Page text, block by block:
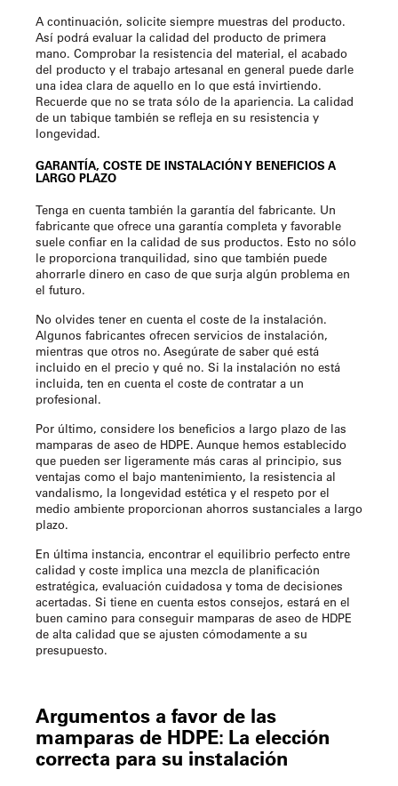
A continuación, solicite siempre muestras del producto.
Así podrá evaluar la calidad del producto de primera
mano. Comprobar la resistencia del material, el acabado
del producto y el trabajo artesanal en general puede darle
una idea clara de aquello en lo que está invirtiendo.
Recuerde que no se trata sólo de la apariencia. La calidad
de un tabique también se refleja en su resistencia y
longevidad.
GARANTÍA, COSTE DE INSTALACIÓN Y BENEFICIOS A
LARGO PLAZO
Tenga en cuenta también la garantía del fabricante. Un
fabricante que ofrece una garantía completa y favorable
suele confiar en la calidad de sus productos. Esto no sólo
le proporciona tranquilidad, sino que también puede
ahorrarle dinero en caso de que surja algún problema en
el futuro.
No olvides tener en cuenta el coste de la instalación.
Algunos fabricantes ofrecen servicios de instalación,
mientras que otros no. Asegúrate de saber qué está
incluido en el precio y qué no. Si la instalación no está
incluida, ten en cuenta el coste de contratar a un
profesional.
Por último, considere los beneficios a largo plazo de las
mamparas de aseo de HDPE. Aunque hemos establecido
que pueden ser ligeramente más caras al principio, sus
ventajas como el bajo mantenimiento, la resistencia al
vandalismo, la longevidad estética y el respeto por el
medio ambiente proporcionan ahorros sustanciales a largo
plazo.
En última instancia, encontrar el equilibrio perfecto entre
calidad y coste implica una mezcla de planificación
estratégica, evaluación cuidadosa y toma de decisiones
acertadas. Si tiene en cuenta estos consejos, estará en el
buen camino para conseguir mamparas de aseo de HDPE
de alta calidad que se ajusten cómodamente a su
presupuesto.
Argumentos a favor de las
mamparas de HDPE: La elección
correcta para su instalación